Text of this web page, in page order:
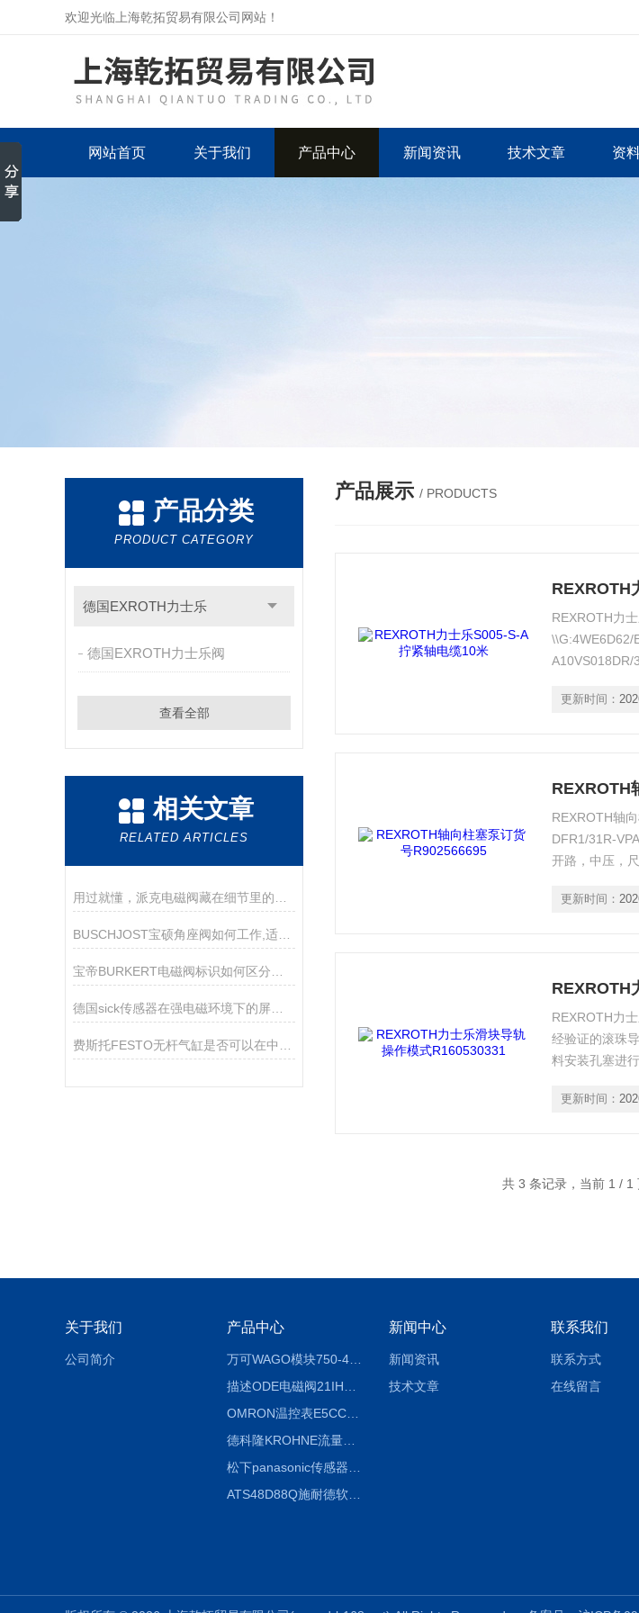
欢迎光临上海乾拓贸易有限公司网站！
网站首页 关于我们 产品中心 新闻资讯 技术文章 资
产品分类
PRODUCT CATEGORY
德国EXROTH力士乐
德国EXROTH力士乐阀
查看全部
相关文章
RELATED ARTICLES
BUSCHJOST宝硕角座阀如何工作,适用哪些场景？
产品展示 / PRODUCTS
REXROTH
REXROTH力
\\G:4WE6D62/
A10VS018DR/
更新时间：
REXROTH
REXROTH轴
DFR1/31R-
开路，中压，
更新时间：
REXROTH
REXROTH力
经验证的滚珠
料安装孔塞进
更新时间：
共 3 条记录，当前 1 /
关于我们
公司简介
产品中心
万可WAGO模块750-404/000-003
OMRON温控表E5CC-RX2ASM-800信息
德科隆KROHNE流量计OPTIFLUX4300C广泛应用
ATS48D88Q施耐德软起动器使用说明
新闻中心
新闻资讯
技术文章
联系我们
联系方式
在线留言